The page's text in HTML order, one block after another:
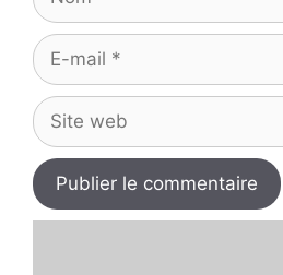
E-
mail
Site
web